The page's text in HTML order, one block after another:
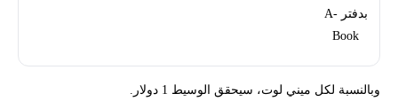
بدفتر A-
Book
وبالنسبة لكل ميني لوت، سيحقق الوسيط 1 دولار.